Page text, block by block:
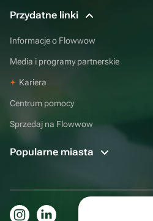
Przydatne linki
Informacje o Flowwow
Media i programy partnerskie
Kariera
Centrum pomocy
Sprzedaj na Flowwow
Popularne miasta